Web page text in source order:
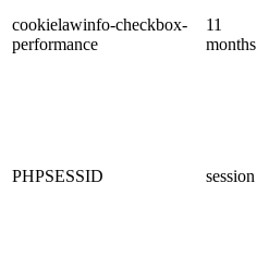
cookielawinfo-checkbox-
performance
11
months
PHPSESSID session